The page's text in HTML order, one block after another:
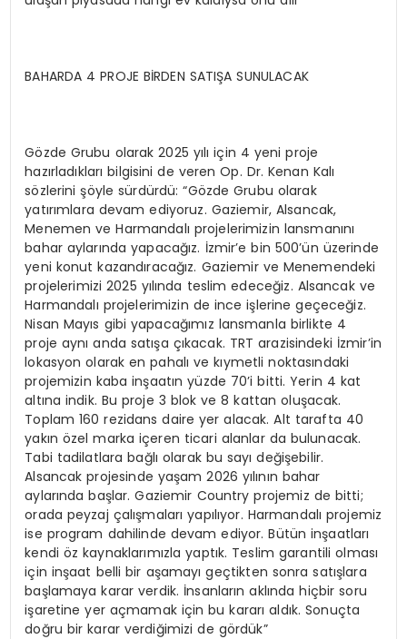
BAHARDA 4 PROJE BİRDEN SATIŞA SUNULACAK
Gözde Grubu olarak 2025 yılı için 4 yeni proje
hazırladıkları bilgisini de veren Op. Dr. Kenan Kalı
sözlerini şöyle sürdürdü: “Gözde Grubu olarak
yatırımlara devam ediyoruz. Gaziemir, Alsancak,
Menemen ve Harmandalı projelerimizin lansmanını
bahar aylarında yapacağız. İzmir’e bin 500’ün üzerinde
yeni konut kazandıracağız. Gaziemir ve Menemendeki
projelerimizi 2025 yılında teslim edeceğiz. Alsancak ve
Harmandalı projelerimizin de ince işlerine geçeceğiz.
Nisan Mayıs gibi yapacağımız lansmanla birlikte 4
proje aynı anda satışa çıkacak. TRT arazisindeki İzmir’in
lokasyon olarak en pahalı ve kıymetli noktasındaki
projemizin kaba inşaatın yüzde 70’i bitti. Yerin 4 kat
altına indik. Bu proje 3 blok ve 8 kattan oluşacak.
Toplam 160 rezidans daire yer alacak. Alt tarafta 40
yakın özel marka içeren ticari alanlar da bulunacak.
Tabi tadilatlara bağlı olarak bu sayı değişebilir.
Alsancak projesinde yaşam 2026 yılının bahar
aylarında başlar. Gaziemir Country projemiz de bitti;
orada peyzaj çalışmaları yapılıyor. Harmandalı projemiz
ise program dahilinde devam ediyor. Bütün inşaatları
kendi öz kaynaklarımızla yaptık. Teslim garantili olması
için inşaat belli bir aşamayı geçtikten sonra satışlara
başlamaya karar verdik. İnsanların aklında hiçbir soru
işaretine yer açmamak için bu kararı aldık. Sonuçta
doğru bir karar verdiğimizi de gördük”